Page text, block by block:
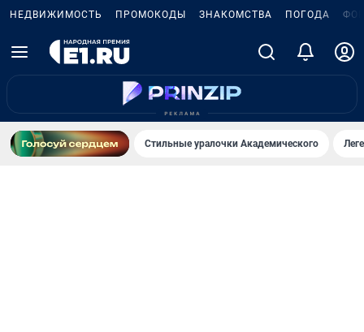
НЕДВИЖИМОСТЬ ПРОМОКОДЫ ЗНАКОМСТВА ПОГОДА
Стильные уралочки Академического